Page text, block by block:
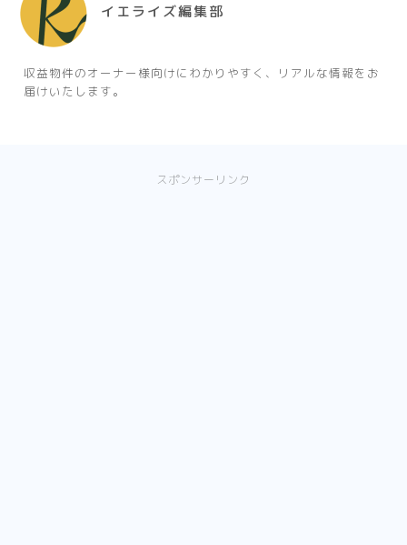
イエライズ編集部
収益物件のオーナー様向けにわかりやすく、リアルな情報をお
届けいたします。
スポンサーリンク